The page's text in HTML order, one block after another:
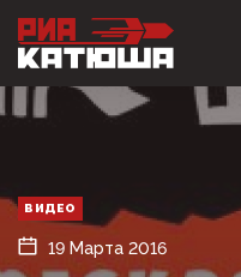
ВИДЕО
19 Марта 2016